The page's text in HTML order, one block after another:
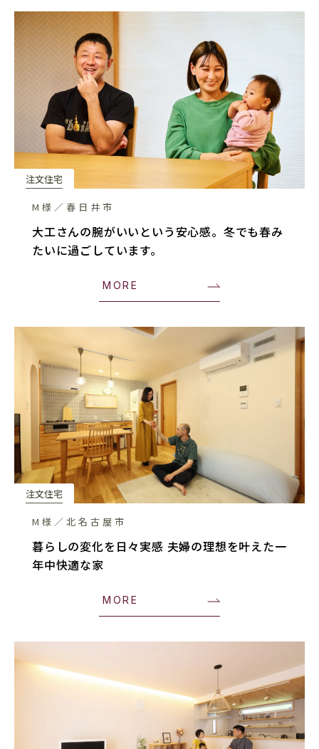
注文住宅
M様／春日井市
大工さんの腕がいいという安心感。冬でも春み
たいに過ごしています。
MORE
注文住宅
M様／北名古屋市
暮らしの変化を日々実感 夫婦の理想を叶えた一
年中快適な家
MORE